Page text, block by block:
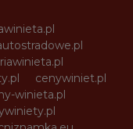
cenywiniet.pl
winieta.pl